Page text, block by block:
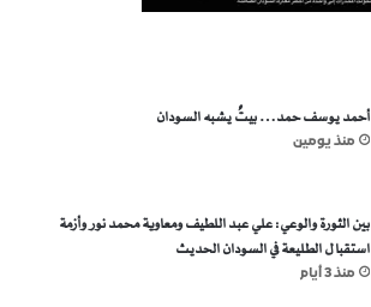
أحمد يوسف حمد… بيتٌ يشبه السودان
منذ يومين
بين الثورة والوعي: علي عبد اللطيف ومعاوية محمد نور وأزمة
استقبال الطليعة في السودان الحديث
منذ 3 أيام